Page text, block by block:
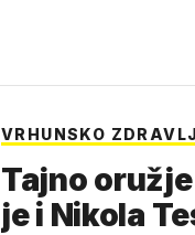
VRHUNSKO
Tajno
je i Nikola